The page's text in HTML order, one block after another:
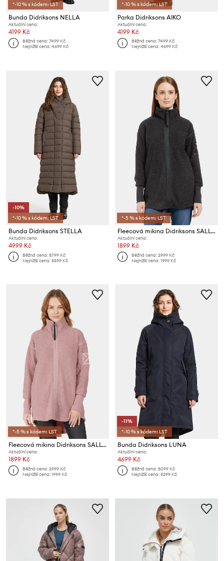
*-10 % s kódem: LST
Bunda Didriksons NELLA
Aktuální cena:
4199 Kč
Běžná cena:7499 Kč
Nejnižší cena:4699 Kč
*-10 % s kódem: LST
Parka Didriksons AIKO
Aktuální cena:
4199 Kč
Běžná cena:7499 Kč
Nejnižší cena:4699 Kč
-10%
*-10 % s kódem: LST
Bunda Didriksons STELLA
Aktuální cena:
4999 Kč
Běžná cena:8799 Kč
Nejnižší cena:5599 Kč
*-5 % s kódem: LST
Fleecová mikina Didriksons SALLY
Aktuální cena:
1899 Kč
Běžná cena:2999 Kč
Nejnižší cena:1999 Kč
*-5 % s kódem: LST
Fleecová mikina Didriksons SALLY
Aktuální cena:
1899 Kč
Běžná cena:2999 Kč
Nejnižší cena:1999 Kč
-11%
*-10 % s kódem: LST
Bunda Didriksons LUNA
Aktuální cena:
4699 Kč
Běžná cena:8099 Kč
Nejnižší cena:5299 Kč